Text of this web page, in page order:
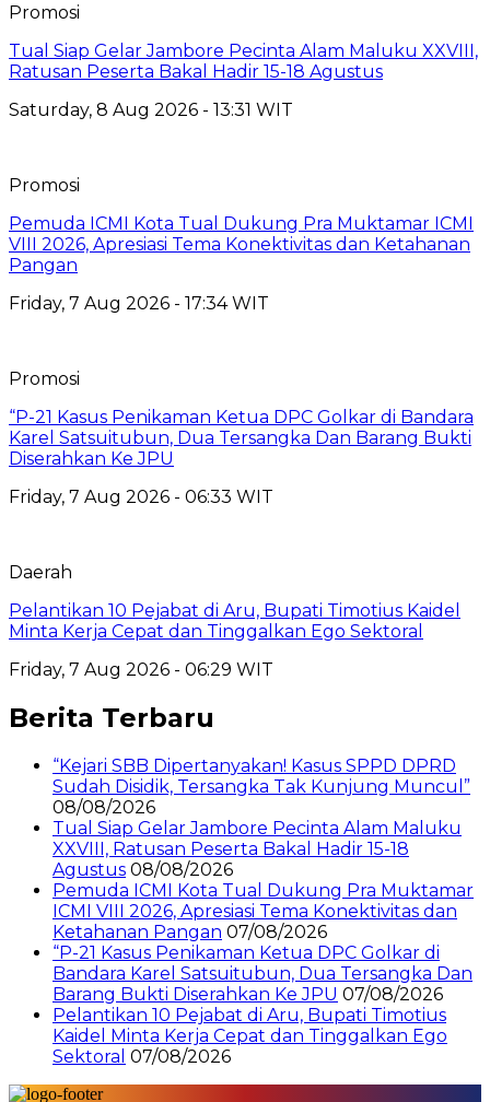
Promosi
Tual Siap Gelar Jambore Pecinta Alam Maluku XXVIII,
Ratusan Peserta Bakal Hadir 15-18 Agustus
Saturday, 8 Aug 2026 - 13:31 WIT
Promosi
Pemuda ICMI Kota Tual Dukung Pra Muktamar ICMI
VIII 2026, Apresiasi Tema Konektivitas dan Ketahanan
Pangan
Friday, 7 Aug 2026 - 17:34 WIT
Promosi
“P-21 Kasus Penikaman Ketua DPC Golkar di Bandara
Karel Satsuitubun, Dua Tersangka Dan Barang Bukti
Diserahkan Ke JPU
Friday, 7 Aug 2026 - 06:33 WIT
Daerah
Pelantikan 10 Pejabat di Aru, Bupati Timotius Kaidel
Minta Kerja Cepat dan Tinggalkan Ego Sektoral
Friday, 7 Aug 2026 - 06:29 WIT
Berita Terbaru
“Kejari SBB Dipertanyakan! Kasus SPPD DPRD
Sudah Disidik, Tersangka Tak Kunjung Muncul”
08/08/2026
Tual Siap Gelar Jambore Pecinta Alam Maluku
XXVIII, Ratusan Peserta Bakal Hadir 15-18
Agustus 08/08/2026
Pemuda ICMI Kota Tual Dukung Pra Muktamar
ICMI VIII 2026, Apresiasi Tema Konektivitas dan
Ketahanan Pangan 07/08/2026
“P-21 Kasus Penikaman Ketua DPC Golkar di
Bandara Karel Satsuitubun, Dua Tersangka Dan
Barang Bukti Diserahkan Ke JPU 07/08/2026
Pelantikan 10 Pejabat di Aru, Bupati Timotius
Kaidel Minta Kerja Cepat dan Tinggalkan Ego
Sektoral 07/08/2026